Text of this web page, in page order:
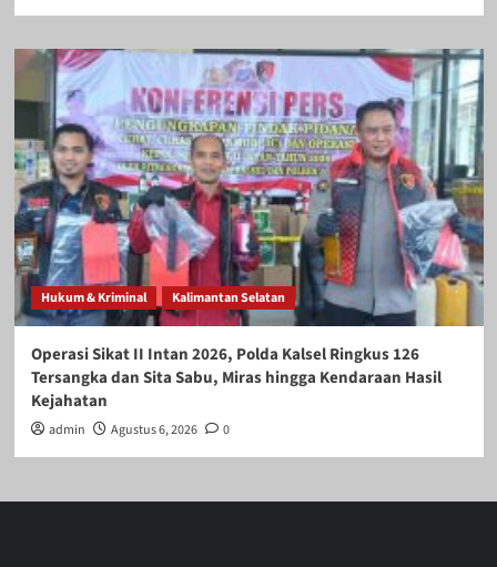
Hukum & Kriminal Kalimantan Selatan
Operasi Sikat II Intan 2026, Polda Kalsel Ringkus 126
Tersangka dan Sita Sabu, Miras hingga Kendaraan Hasil
Kejahatan
admin Agustus 6, 2026 0